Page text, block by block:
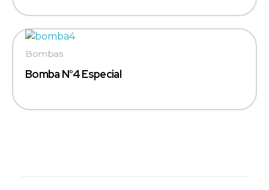
Bomba N°4 Especial
Bombas